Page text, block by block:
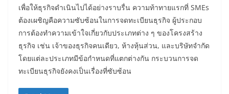
เพื่อให้ธุรกิจดำเนินไปได้อย่างราบรื่น ความท้าทายแรกที่ SMEs
ต้องเผชิญคือความซับซ้อนในการจดทะเบียนธุรกิจ ผู้ประกอบ
การต้องทำความเข้าใจเกี่ยวกับประเภทต่าง ๆ ของโครงสร้าง
ธุรกิจ เช่น เจ้าของธุรกิจคนเดียว, ห้างหุ้นส่วน, และบริษัทจำกัด
โดยแต่ละประเภทมีข้อกำหนดที่แตกต่างกัน กระบวนการจด
ทะเบียนธุรกิจยังคงเป็นเรื่องที่ซับซ้อน